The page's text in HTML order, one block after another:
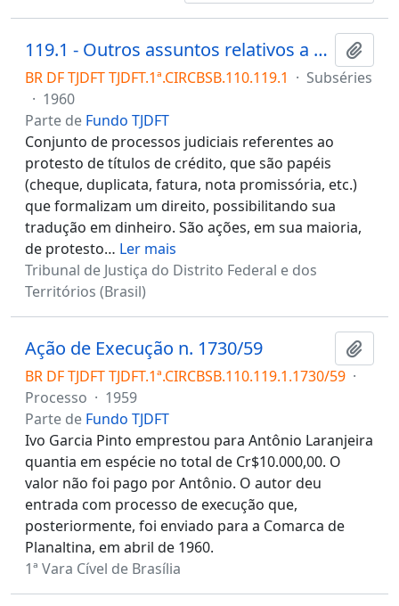
119.1 - Outros assuntos relativos a Cível/Título de crédito
BR DF TJDFT TJDFT.1ª.CIRCBSB.110.119.1 · Subséries
· 1960
Parte de Fundo TJDFT
Conjunto de processos judiciais referentes ao
protesto de títulos de crédito, que são papéis
(cheque, duplicata, fatura, nota promissória, etc.)
que formalizam um direito, possibilitando sua
tradução em dinheiro. São ações, em sua maioria,
de protesto… Ler mais
Tribunal de Justiça do Distrito Federal e dos
Territórios (Brasil)
Ação de Execução n. 1730/59
BR DF TJDFT TJDFT.1ª.CIRCBSB.110.119.1.1730/59 ·
Processo · 1959
Parte de Fundo TJDFT
Ivo Garcia Pinto emprestou para Antônio Laranjeira
quantia em espécie no total de Cr$10.000,00. O
valor não foi pago por Antônio. O autor deu
entrada com processo de execução que,
posteriormente, foi enviado para a Comarca de
Planaltina, em abril de 1960.
1ª Vara Cível de Brasília